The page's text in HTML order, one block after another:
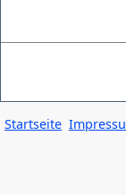
Startseite